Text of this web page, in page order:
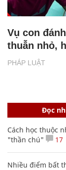
PHÁP LUẬT
Vụ con
thuẫn nhỏ,
Đọc
Cách học thuộc
"thần chú"
17
Nhiều điểm bất